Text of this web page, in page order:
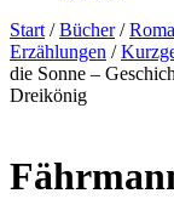
Skip
to
content
Start /Bücher/
Erzählungen /
die Sonne –
Dreikönig